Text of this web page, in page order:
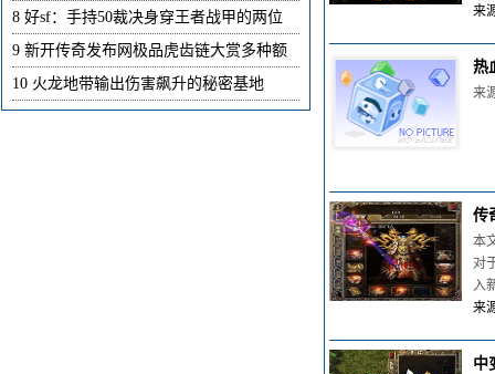
来
热
来
传
本
对
入
来
中
8 好sf：手持50裁决身穿王者战甲的两位
9 新开传奇发布网极品虎齿链大赏多种额
10 火龙地带输出伤害飙升的秘密基地